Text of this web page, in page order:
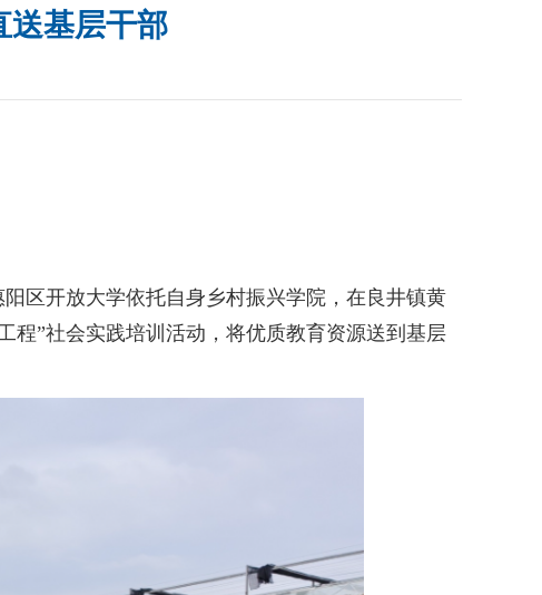
送基层干部
区开放大学依托自身乡村振兴学院，在良井镇黄
程”社会实践培训活动，将优质教育资源送到基层